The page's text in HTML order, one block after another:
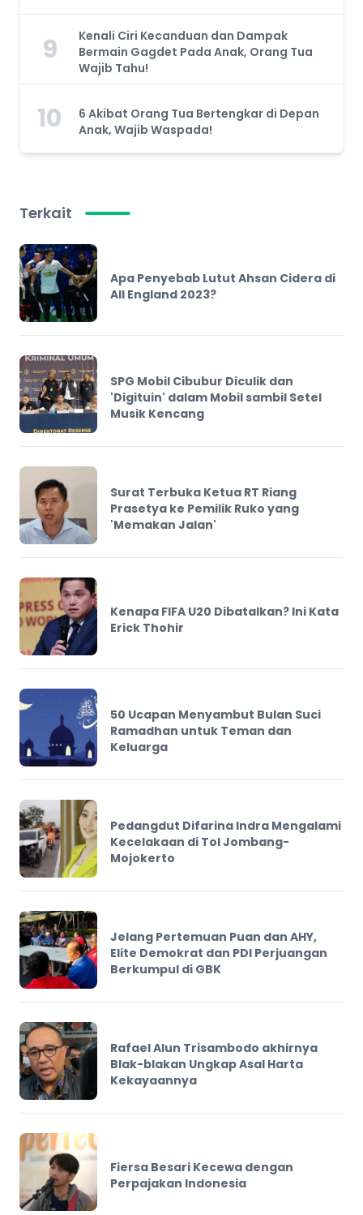
9
Kenali Ciri Kecanduan dan Dampak
Bermain Gagdet Pada Anak, Orang Tua
Wajib Tahu!
10
6 Akibat Orang Tua Bertengkar di Depan
Anak, Wajib Waspada!
Terkait
Apa Penyebab Lutut Ahsan Cidera di
All England 2023?
SPG Mobil Cibubur Diculik dan
'Digituin' dalam Mobil sambil Setel
Musik Kencang
Surat Terbuka Ketua RT Riang
Prasetya ke Pemilik Ruko yang
'Memakan Jalan'
Kenapa FIFA U20 Dibatalkan? Ini Kata
Erick Thohir
50 Ucapan Menyambut Bulan Suci
Ramadhan untuk Teman dan
Keluarga
Pedangdut Difarina Indra Mengalami
Kecelakaan di Tol Jombang-
Mojokerto
Jelang Pertemuan Puan dan AHY,
Elite Demokrat dan PDI Perjuangan
Berkumpul di GBK
Rafael Alun Trisambodo akhirnya
Blak-blakan Ungkap Asal Harta
Kekayaannya
Fiersa Besari Kecewa dengan
Perpajakan Indonesia